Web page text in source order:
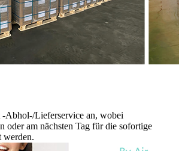
Abhol-/Lieferservice an, wobei
oder am nächsten Tag für die sofortige
werden.